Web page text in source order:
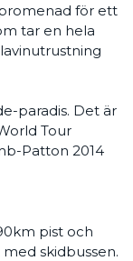
för ett
tar en hela
paradis. Det är
Tour
Patton 2014
pist och
skidbussen.